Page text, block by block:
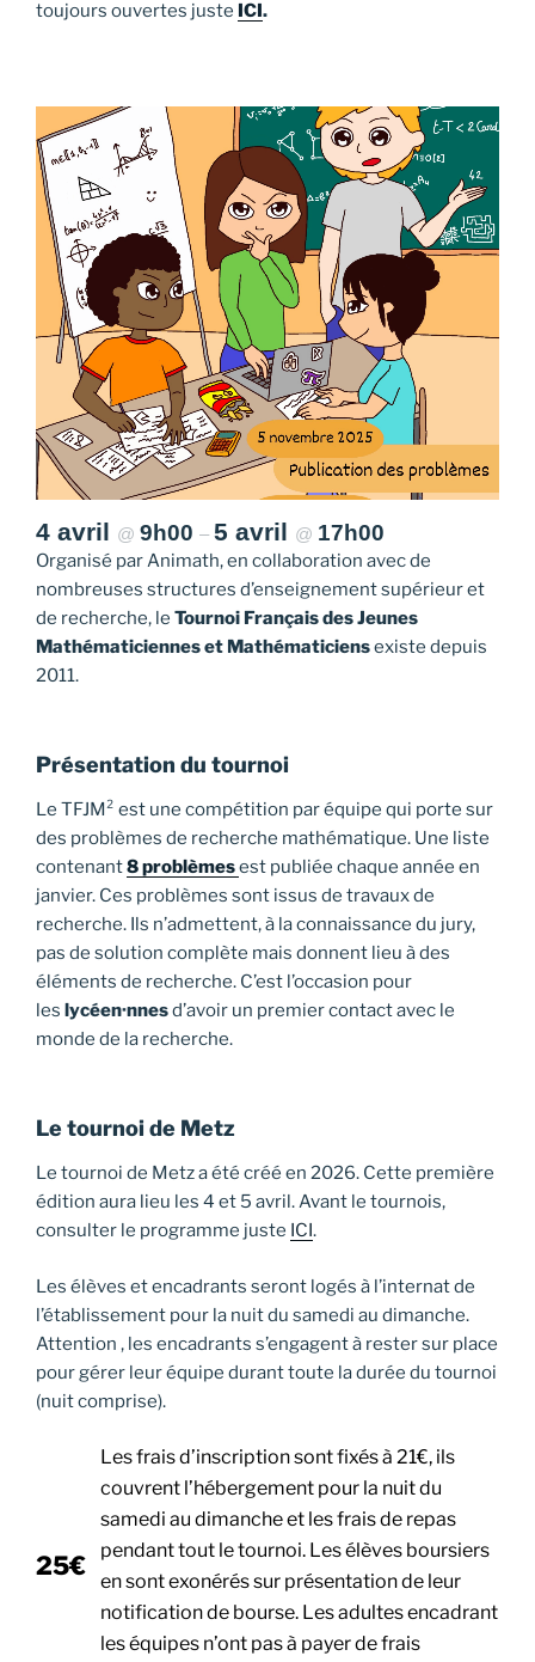
toujours ouvertes juste ICI .
4 avril @ 9h00 – 5 avril @ 17h00
Organisé par Animath, en collaboration avec de
nombreuses structures d’enseignement supérieur et
de recherche, le Tournoi Français des Jeunes
Mathématiciennes et Mathématiciensexiste depuis
2011.
Présentation du tournoi
Le TFJM² est une compétition par équipe qui porte sur
des problèmes de recherche mathématique. Une liste
contenant8 problèmesest publiée chaque année en
janvier. Ces problèmes sont issus de travaux de
recherche. Ils n’admettent, à la connaissance du jury,
pas de solution complète mais donnent lieu à des
éléments de recherche. C’est l’occasion pour
les lycéen·nnesd’avoir un premier contact avec le
monde de la recherche.
Le tournoi de Metz
Le tournoi de Metz a été créé en 2026. Cette première
édition aura lieu les 4 et 5 avril. Avant le tournois,
consulter le programme juste ICI.
Les élèves et encadrants seront logés à l’internat de
l’établissement pour la nuit du samedi au dimanche.
Attention , les encadrants s’engagent à rester sur place
pour gérer leur équipe durant toute la durée du tournoi
(nuit comprise).
25€
Les frais d’inscription sont fixés à 21€, ils
couvrent l’hébergement pour la nuit du
samedi au dimanche et les frais de repas
pendant tout le tournoi. Les élèves boursiers
en sont exonérés sur présentation de leur
notification de bourse. Les adultes encadrant
les équipes n’ont pas à payer de frais